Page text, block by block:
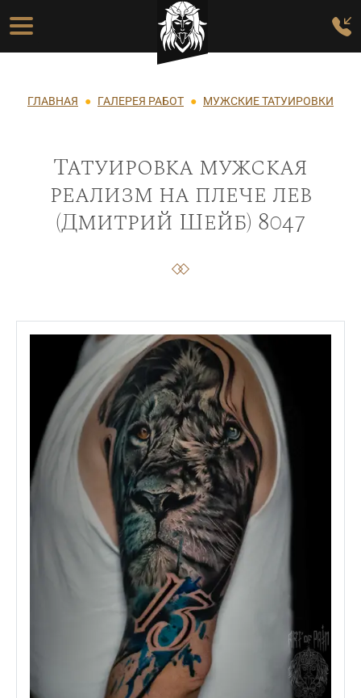
Перейти к основному содержанию
Основная навигация
Строка навигации
ГЛАВНАЯ ГАЛЕРЕЯ РАБОТ МУЖСКИЕ ТАТУИРОВКИ
Татуировка мужская
реализм на плече лев
(Дмитрий Шейб) 8047